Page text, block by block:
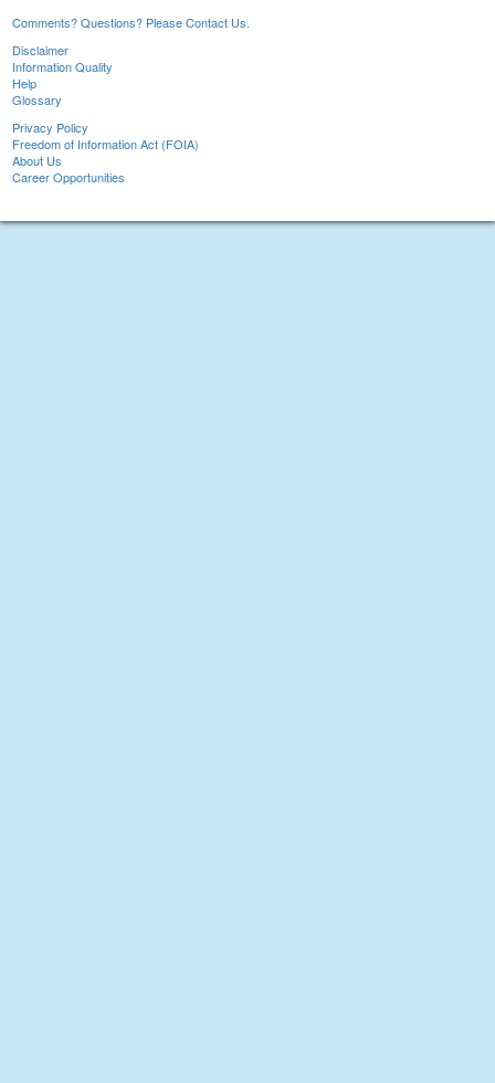
Comments? Questions? Please Contact Us.
Disclaimer
Information Quality
Help
Glossary
Privacy Policy
Freedom of Information Act (FOIA)
About Us
Career Opportunities